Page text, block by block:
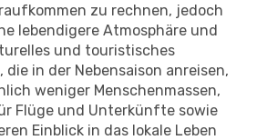
zu rechnen, jedoch
lebendigere Atmosphäre und
und touristisches
die in der Nebensaison anreisen,
weniger Menschenmassen,
Flüge und Unterkünfte sowie
Einblick in das lokale Leben